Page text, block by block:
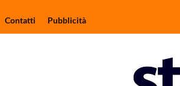
Contatti Pubblicità